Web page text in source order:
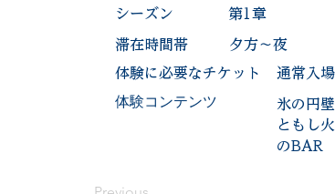
​シーズン 第1章
滞在時間帯
夕方〜夜
体験に必要なチケット
通常入
​体験コンテンツ
氷の円
ともし
のBAR